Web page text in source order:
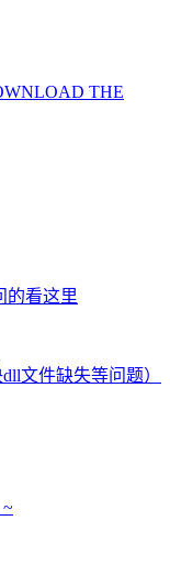
THE
的看这里
文件缺失等问题）
~